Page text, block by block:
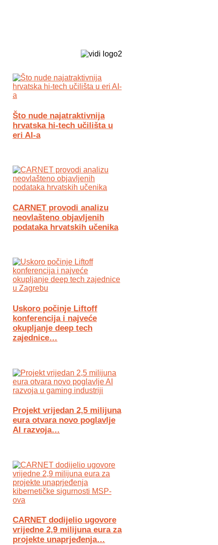
Što nude najatraktivnija
hrvatska hi-tech učilišta u
eri AI-a
CARNET provodi analizu
neovlašteno objavljenih
podataka hrvatskih učenika
Uskoro počinje Liftoff
konferencija i najveće
okupljanje deep tech
zajednice…
Projekt vrijedan 2,5 milijuna
eura otvara novo poglavlje
AI razvoja…
CARNET dodijelio ugovore
vrijedne 2,9 milijuna eura za
projekte unaprjeđenja…